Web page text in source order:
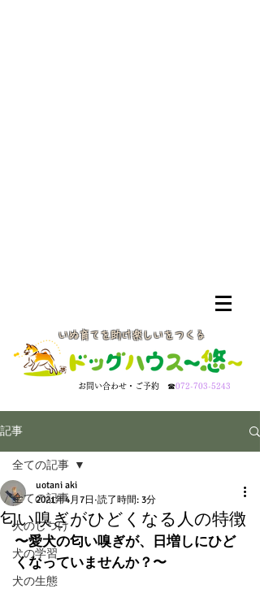
いぬ育てを助け楽しいをつくる
​お問い合わせ・ご予約 ☎072-703-5243
記事
全ての記事
犬のしつけ
犬の学習
犬の生態
全ての記事
匂い嗅ぎがひどくなる人の特徴
uotani aki
2021年4月7日 読了時間: 3分
〜愛犬の匂い嗅ぎが、日増しにひど
くなっていませんか？〜